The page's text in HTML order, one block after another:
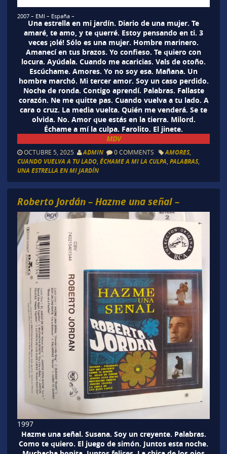
2007 – EMI – España –
Una estrella en mi jardín. Diario de una mujer. Te
amaré, te amo, y te querré. Estoy pensando en ti. 3
veces ¡olé! Sólo es una mujer. Hombre marinero.
Amanecí en tus brazos. Yo confieso. Te quiero con
locura. Ayúdala. Cuando me acaricias. Vals de otoño.
Escúchame. Amores. Yo no soy esa. Mañana. Un
hombre marchó. Mi tercer amor. Soy un caso perdido.
Noche de ronda. Contigo aprendí. Palabras. Fallaste
corazón. Ne me quitte pas. Cuando vuelva a tu lado. A
cara o cruz. La media vuelta. Quién me venderá. Se te
olvida. No. Amor que estás en la tierra. Milord.
Échame a mí la culpa. Farolito. El jinete.
MDV
OCTUBRE 5, 2025 ADMIN 0 COMMENTS AMORES,
CUANDO VUELVA A TU LADO, ÉCHAME A MI LA CULPA, PALABRAS,
UNA ESTRELLA EN MI JARDÍN
Roberto Jordán – Hazme una señal –
1997
Hazme una señal. Susana. Soy un creyente. Palabras.
Como te quiero. El juego de simón. Juntos esta noche.